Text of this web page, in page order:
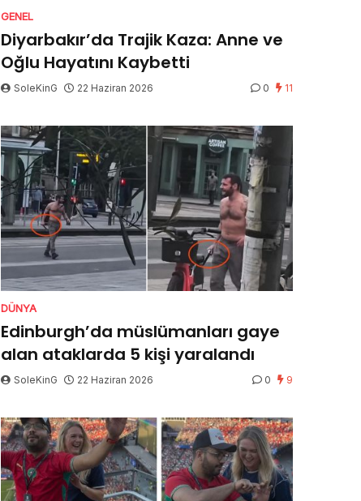
GENEL
Diyarbakır’da Trajik Kaza: Anne ve
Oğlu Hayatını Kaybetti
SoleKinG 22 Haziran 2026 0 11
DÜNYA
Edinburgh’da müslümanları gaye
alan ataklarda 5 kişi yaralandı
SoleKinG 22 Haziran 2026 0 9